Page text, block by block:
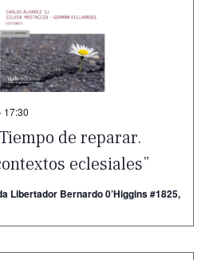
de reparar.
eclesiales”
17:30
Libertador Bernardo 0’Higgins #1825,